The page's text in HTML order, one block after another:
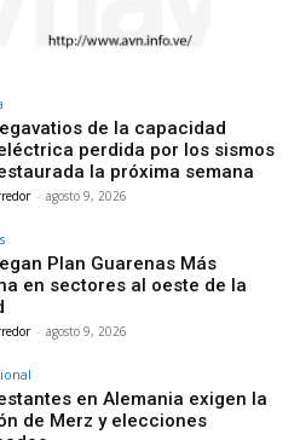
de la capacidad
perdida por los sismos
la próxima semana
- agosto 9, 2026
Plan Guarenas Más
en sectores al oeste de la
- agosto 9, 2026
en Alemania exigen la
de Merz y elecciones